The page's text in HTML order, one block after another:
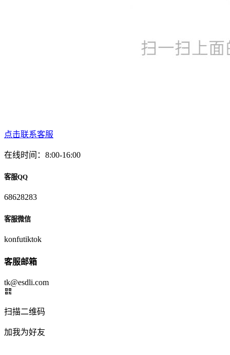
点击联系客服
在线时间：8:00-16:00
客服QQ
68628283
客服微信
konfutiktok
客服邮箱
tk@esdli.com
扫描二维码
加我为好友